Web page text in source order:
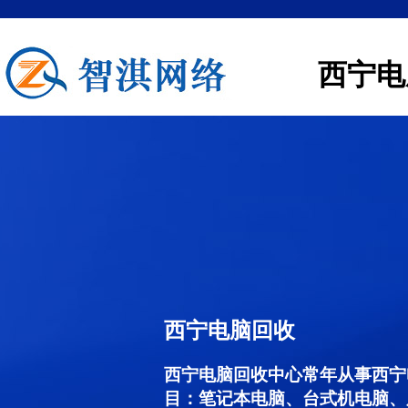
西宁
西宁电脑回收
西宁电脑回收中心常年从事西
目：笔记本电脑、台式机电脑